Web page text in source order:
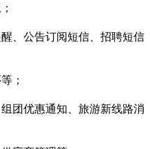
、公告订阅短信、招聘短信
；
团优惠通知、旅游新线路消